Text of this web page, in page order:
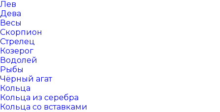
Лев
Дева
Весы
Скорпион
Стрелец
Козерог
Водолей
Рыбы
Чёрный агат
Кольца
Кольца из серебра
Кольца со вставками